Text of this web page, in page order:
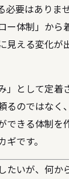
必要はありま
ー体制」から
見える変化が
」として定着
るのではなく
できる体制を
です。
たいが、何か